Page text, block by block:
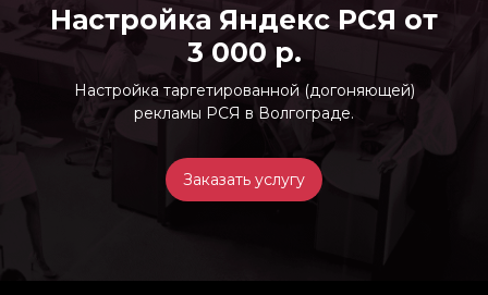
Настройка Яндекс РСЯ от
3 000 р.
Настройка таргетированной (догоняющей)
рекламы РСЯ в Волгограде.
Заказать услугу